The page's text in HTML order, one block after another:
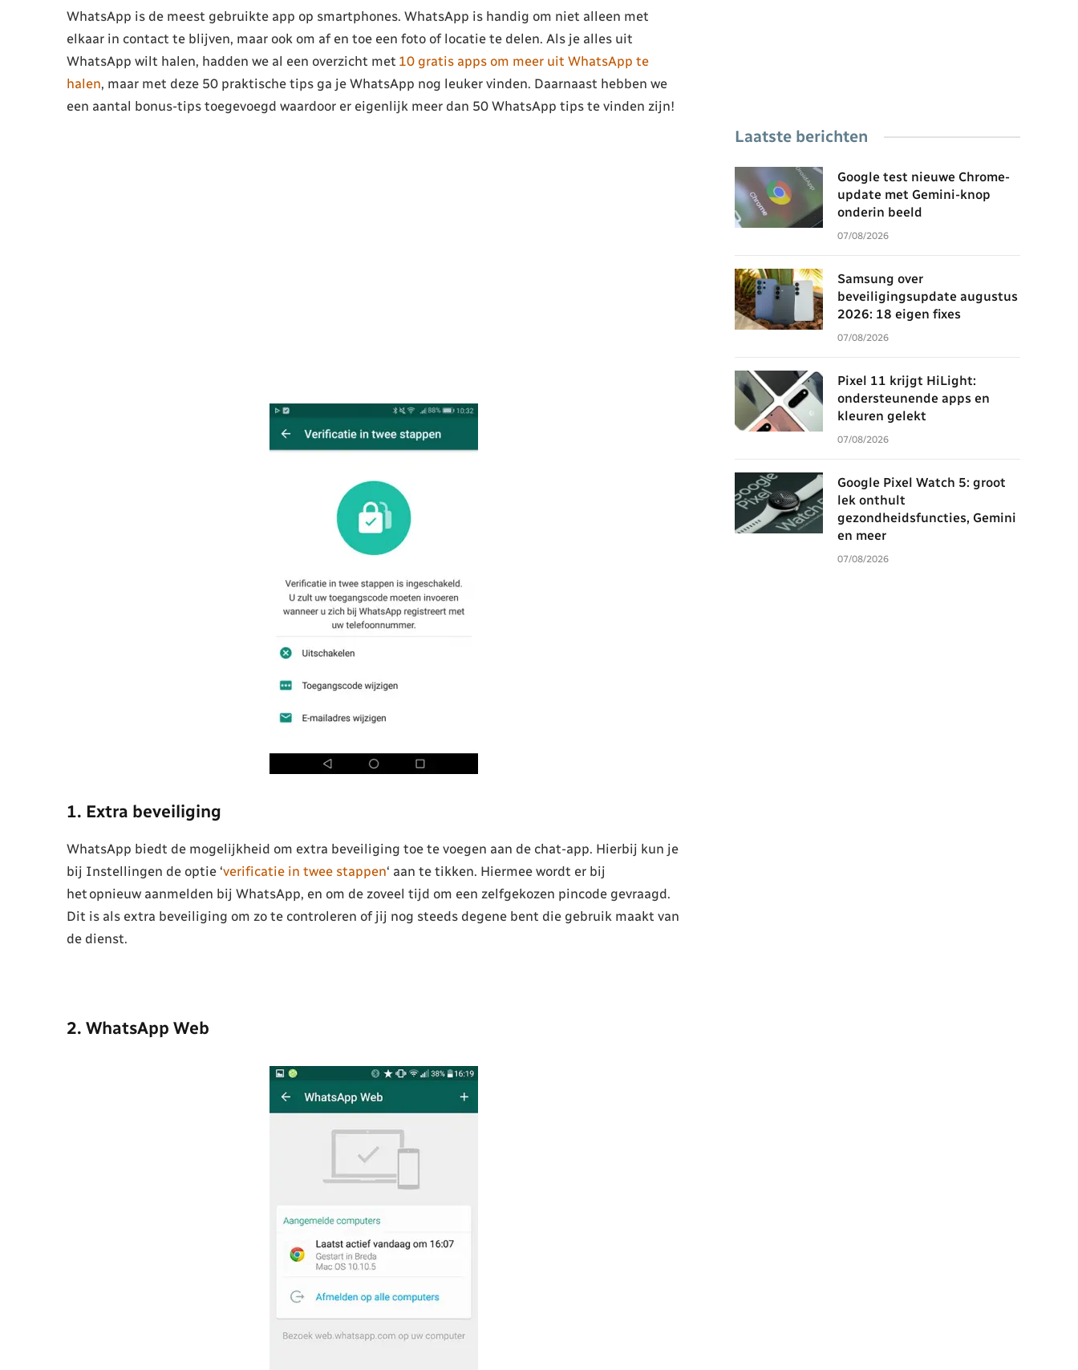
WhatsApp is de meest gebruikte app op smartphones. WhatsApp is handig om niet alleen met
elkaar in contact te blijven, maar ook om af en toe een foto of locatie te delen. Als je alles uit
WhatsApp wilt halen, hadden we al een overzicht met 10 gratis apps om meer uit WhatsApp te
halen, maar met deze 50 praktische tips ga je WhatsApp nog leuker vinden. Daarnaast hebben we
een aantal bonus-tips toegevoegd waardoor er eigenlijk meer dan 50 WhatsApp tips te vinden zijn!
1. Extra beveiliging
WhatsApp biedt de mogelijkheid om extra beveiliging toe te voegen aan de chat-app. Hierbij kun je
bij Instellingen de optie ‘verificatie in twee stappen‘ aan te tikken. Hiermee wordt er bij
het opnieuw aanmelden bij WhatsApp, en om de zoveel tijd om een zelfgekozen pincode gevraagd.
Dit is als extra beveiliging om zo te controleren of jij nog steeds degene bent die gebruik maakt van
de dienst.
2. WhatsApp Web
Laatste berichten
Google test nieuwe Chrome-
update met Gemini-knop
onderin beeld
07/08/2026
Samsung over
beveiligingsupdate augustus
2026: 18 eigen fixes
07/08/2026
Pixel 11 krijgt HiLight:
ondersteunende apps en
kleuren gelekt
07/08/2026
Google Pixel Watch 5: groot
lek onthult
gezondheidsfuncties, Gemini
en meer
07/08/2026